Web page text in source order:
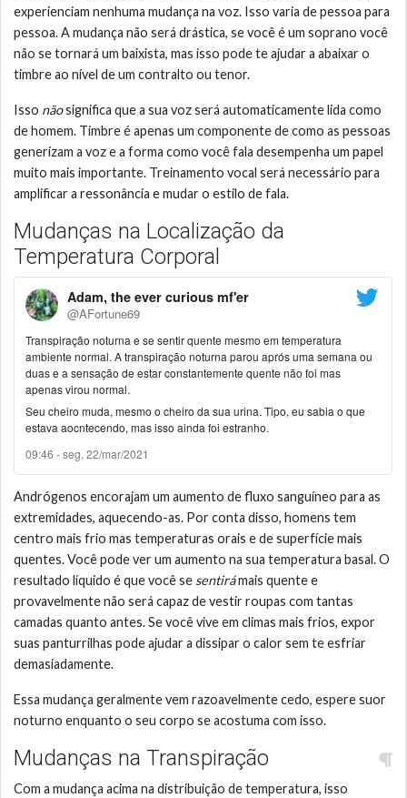
experienciam nenhuma mudança na voz. Isso varia de pessoa para
pessoa. A mudança não será drástica, se você é um soprano você
não se tornará um baixista, mas isso pode te ajudar a abaixar o
timbre ao nível de um contralto ou tenor.
Isso nãosignifica que a sua voz será automaticamente lida como
de homem. Timbre é apenas um componente de como as pessoas
generizam a voz e a forma como você fala desempenha um papel
muito mais importante. Treinamento vocal será necessário para
amplificar a ressonância e mudar o estilo de fala.
Mudanças na Localização da
Temperatura Corporal
Adam, the ever curious mf'er
@AFortune69
Transpiração noturna e se sentir quente mesmo em temperatura
ambiente normal. A transpiração noturna parou aprós uma semana ou
duas e a sensação de estar constantemente quente não foi mas
apenas virou normal.
Seu cheiro muda, mesmo o cheiro da sua urina. Tipo, eu sabia o que
estava aocntecendo, mas isso ainda foi estranho.
09:46 - seg, 22/mar/2021
Andrógenos encorajam um aumento de fluxo sanguíneo para as
extremidades, aquecendo-as. Por conta disso, homens tem
centro mais frio mas temperaturas orais e de superfície mais
quentes. Você pode ver um aumento na sua temperatura basal. O
resultado líquido é que você se sentirámais quente e
provavelmente não será capaz de vestir roupas com tantas
camadas quanto antes. Se você vive em climas mais frios, expor
suas panturrilhas pode ajudar a dissipar o calor sem te esfriar
demasiadamente.
Essa mudança geralmente vem razoavelmente cedo, espere suor
noturno enquanto o seu corpo se acostuma com isso.
Mudanças na Transpiração
Com a mudança acima na distribuição de temperatura, isso